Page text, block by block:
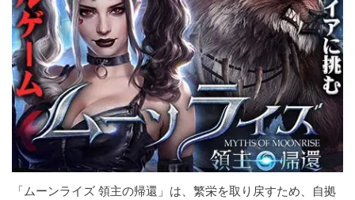
「ムーンライズ 領主の帰還」は、繁栄を取り戻すため、自拠